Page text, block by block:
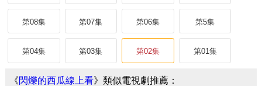
第08集 第07集 第06集 第5集
第04集 第03集 第02集 第01集
《閃爍的西瓜線上看》類似電視劇推薦：